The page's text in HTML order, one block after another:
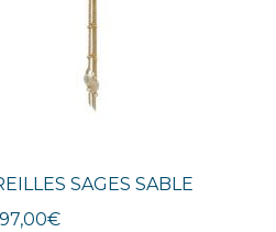
SAGES SABLE
97,00€